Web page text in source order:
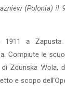
(Polonia) il
a Zapusta
Compiute le
Zdunska
e scopo